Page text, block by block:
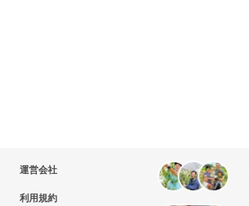
運営会社
利用規約